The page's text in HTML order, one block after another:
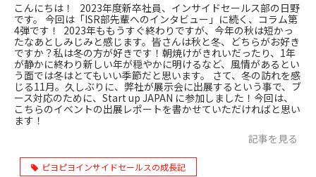
こんにちは！ 2023年度新卒社員、インサイドセールス部の日野
です。 今回は「ISR部先輩へのインタビュー」に続く、コラム第
4弾です！ 2023年ももうすぐ終わりですが、今年の秋は短かっ
たなあとしみじみと感じます。皆さんは秋と冬、どちらがお好き
ですか？私は冬の方が好きです！朝焼けがきれいだったり、1年
が静かに終わり新しい年が穏やかに明けるなど、風情があるとい
う面では冬はとてもいい季節だと思います。 さて、冬の訪れを感
じる11月。久しぶりに、弊社が展示会に出展するという事で、ブ
ース対応のために、Start up JAPAN に参加しました！今回は、
こちらのイベントの出展レポートを書かせていただければと思い
ます！
記事を見る
ピヨピヨインサイドセールスの成長記